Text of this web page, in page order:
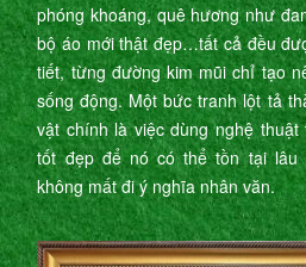
phóng khoáng, quê hương như
bộ áo mới thật đẹp…tất cả đều
tiết, từng đường kim mũi chỉ tạo
sống động. Một bức tranh lột tả
vật chính là việc dùng nghệ
tốt đẹp để nó có thể tồn tại lâu
không mất đi ý nghĩa nhân văn.